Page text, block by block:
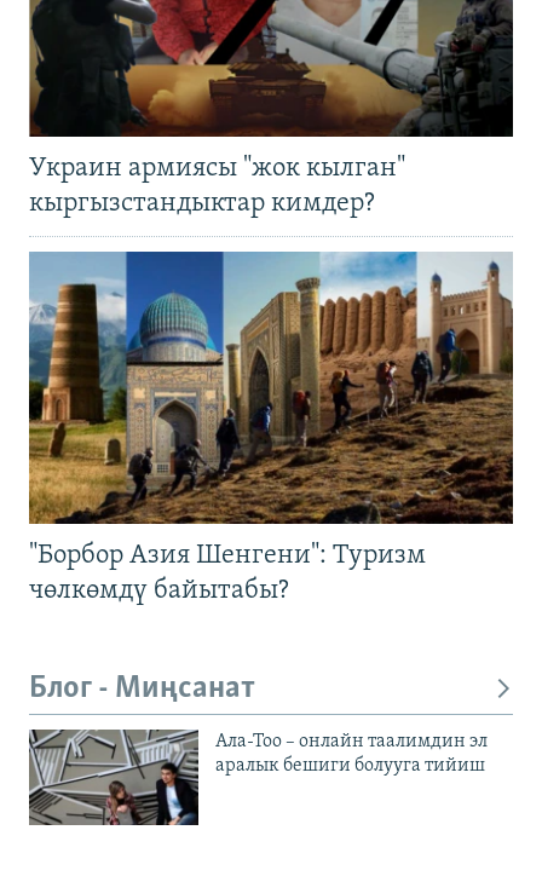
Украин армиясы "жок кылган"
кыргызстандыктар кимдер?
"Борбор Азия Шенгени": Туризм
чөлкөмдү байытабы?
Блог - Миңсанат
Ала-Тоо – онлайн таалимдин эл
аралык бешиги болууга тийиш